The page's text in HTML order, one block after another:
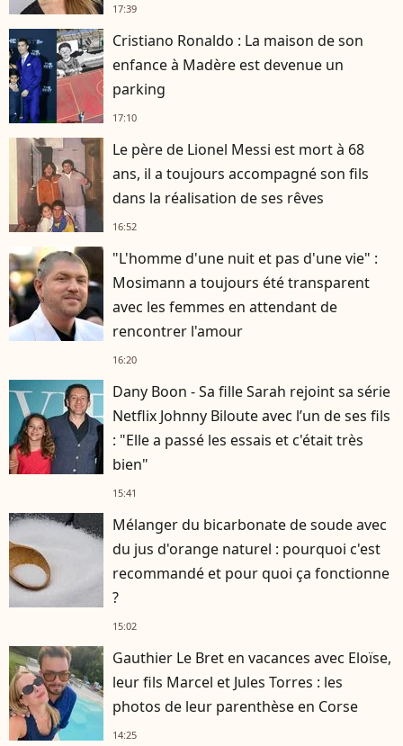
17:39
Cristiano Ronaldo : La maison de son
enfance à Madère est devenue un
parking
17:10
Le père de Lionel Messi est mort à 68
ans, il a toujours accompagné son fils
dans la réalisation de ses rêves
16:52
"L'homme d'une nuit et pas d'une vie" :
Mosimann a toujours été transparent
avec les femmes en attendant de
rencontrer l'amour
16:20
Dany Boon - Sa fille Sarah rejoint sa série
Netflix Johnny Biloute avec l’un de ses fils
: "Elle a passé les essais et c'était très
bien"
15:41
Mélanger du bicarbonate de soude avec
du jus d'orange naturel : pourquoi c'est
recommandé et pour quoi ça fonctionne
?
15:02
Gauthier Le Bret en vacances avec Eloïse,
leur fils Marcel et Jules Torres : les
photos de leur parenthèse en Corse
14:25